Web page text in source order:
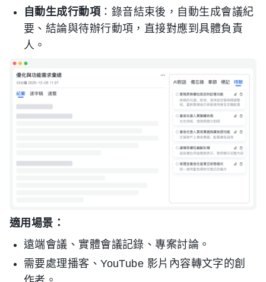
自動生成行動項 ：錄音結束後，自動生成會議紀
要、結論與待辦行動項，直接對應到具體負責
人。
適用場景：
遠端會議、實體會議記錄、專案討論。
需要處理播客、YouTube 影片內容轉文字的創